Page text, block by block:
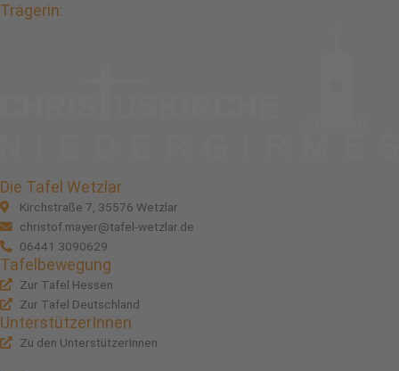
Trägerin:
Die Tafel Wetzlar
Kirchstraße 7, 35576 Wetzlar
christof.mayer@tafel-wetzlar.de
06441 3090629
Tafelbewegung
Zur Tafel Hessen
Zur Tafel Deutschland
UnterstützerInnen
Zu den UnterstützerInnen